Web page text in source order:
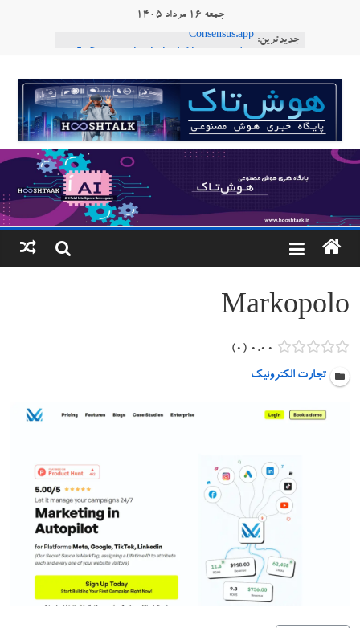
جمعه ۱۶ مرداد ۱۴۰۵
جدیدترین: Consensus.app
طبیعی فارسی
ربات «Aru» محصول شرکت فرانسوی Nio
Robotics
ربات T‑800
هوشتاک
پایگاه
خبری
هوش
مصنوعی
www.hooshtaak.ir
Markopolo
۰.۰۰ ۰
تجارت الکترونیک